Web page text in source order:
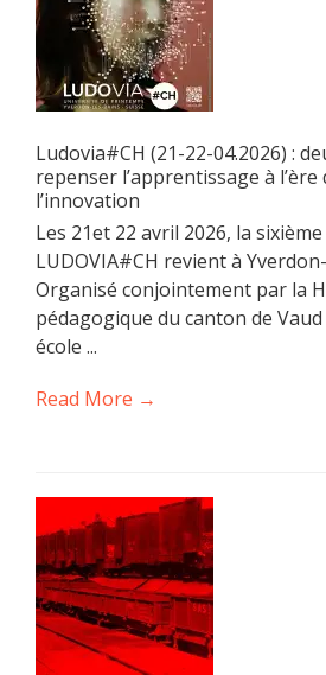
Ludovia#CH (21-22-04.2026) :
repenser l’apprentissage à l’ère
l’innovation
Les 21et 22 avril 2026, la
LUDOVIA#CH revient à
Organisé conjointement par la
pédagogique du canton de
école ...
Read More →